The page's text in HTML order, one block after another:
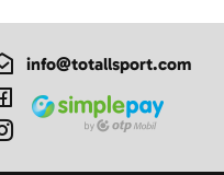
info@totallsport.com